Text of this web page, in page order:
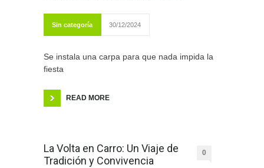
Sin categoría 30/12/2024
Se instala una carpa para que nada impida la
fiesta
READ MORE
La Volta en Carro: Un Viaje de
Tradición y Convivencia
0